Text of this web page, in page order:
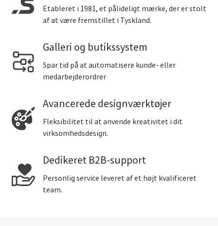
Etableret i 1981, et pålideligt mærke, der er stolt
af at være fremstillet i Tyskland.
Galleri og butikssystem
Spar tid på at automatisere kunde- eller
medarbejderordrer
Avancerede designværktøjer
Fleksibilitet til at anvende kreativitet i dit
virksomhedsdesign.
Dedikeret B2B-support
Personlig service leveret af et højt kvalificeret
team.